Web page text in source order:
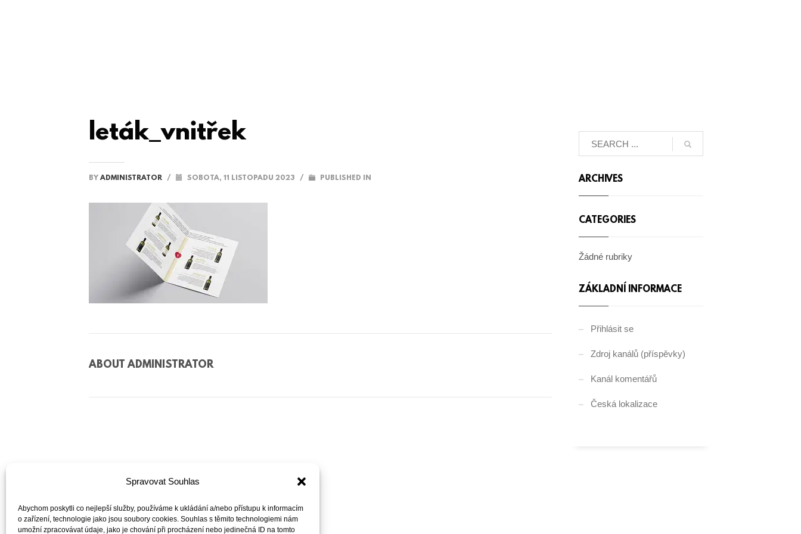
Spravovat Souhlas
Abychom poskytli co nejlepší služby, používáme k ukládání a/nebo přístupu k informacím
o zařízení, technologie jako jsou soubory cookies. Souhlas s těmito technologiemi nám
umožní zpracovávat údaje, jako je chování při procházení nebo jedinečná ID na tomto
leták_vnitřek
BYADMINISTRATOR / SOBOTA, 11 LISTOPADU 2023 / PUBLISHED IN
ABOUTADMINISTRATOR
ARCHIVES
CATEGORIES
Žádné rubriky
ZÁKLADNÍ INFORMACE
Přihlásit se
Zdroj kanálů (příspěvky)
Kanál komentářů
Česká lokalizace